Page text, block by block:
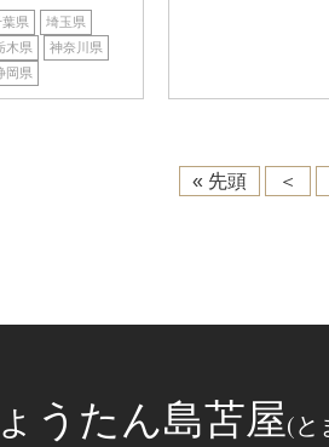
葉県
埼玉県
木県
神奈川県
岡県
« 先頭 ＜
うたん島苫屋(と